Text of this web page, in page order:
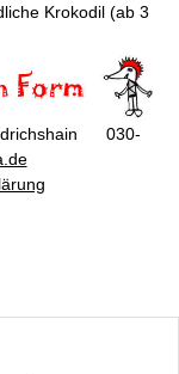
Krokodil (ab 3
030-